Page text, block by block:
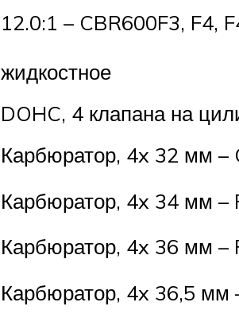
12.0:1 – CBR600F3, F4,
жидкостное
DOHC, 4 клапана на
Карбюратор, 4x 32 мм –
Карбюратор, 4x 34 мм –
Карбюратор, 4x 36 мм –
Карбюратор, 4x 36,5 мм